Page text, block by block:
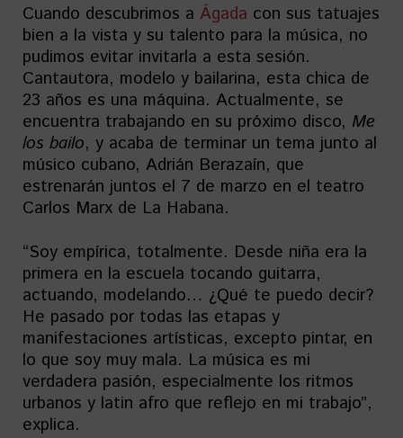
Cuando descubrimos a Ágada con sus tatuajes
bien a la vista y su talento para la música, no
pudimos evitar invitarla a esta sesión.
Cantautora, modelo y bailarina, esta chica de
23 años es una máquina. Actualmente, se
encuentra trabajando en su próximo disco, Me
los bailo, y acaba de terminar un tema junto al
músico cubano, Adrián Berazaín, que
estrenarán juntos el 7 de marzo en el teatro
Carlos Marx de La Habana.
“Soy empírica, totalmente. Desde niña era la
primera en la escuela tocando guitarra,
actuando, modelando… ¿Qué te puedo decir?
He pasado por todas las etapas y
manifestaciones artísticas, excepto pintar, en
lo que soy muy mala. La música es mi
verdadera pasión, especialmente los ritmos
urbanos y latin afro que reflejo en mi trabajo”,
explica.